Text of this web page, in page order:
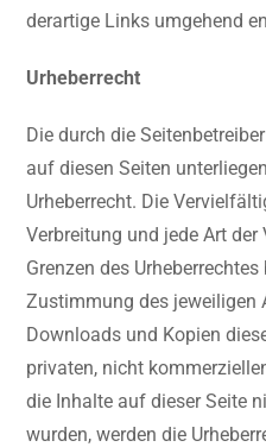
derartige Links umgehend
Urheberrecht
Die durch die
auf diesen Seiten
Urheberrecht. Die
Verbreitung und jede Art
Grenzen des
Zustimmung des jeweiligen
Downloads und Kopien
privaten, nicht
die Inhalte auf dieser Seite
wurden, werden die